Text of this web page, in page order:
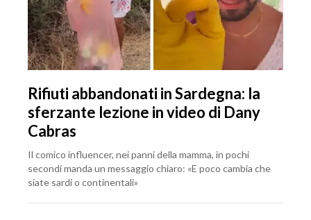
Rifiuti abbandonati in Sardegna: la
sferzante lezione in video di Dany
Cabras
Il comico influencer, nei panni della mamma, in pochi
secondi manda un messaggio chiaro: «E poco cambia che
siate sardi o continentali»